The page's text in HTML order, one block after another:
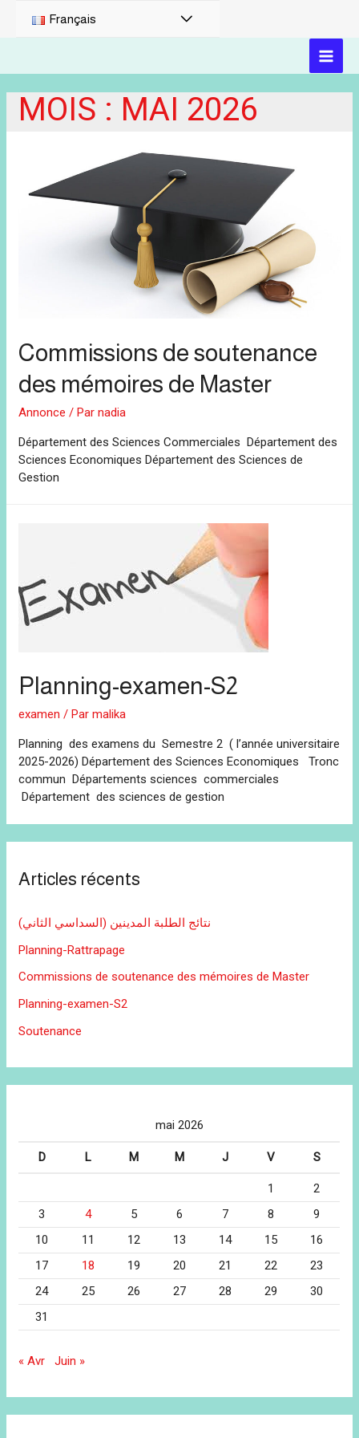
Français PERMUTATEUR
MENU
MOIS : MAI 2026
Commissions de soutenance
des mémoires de Master
Annonce / Parnadia
Département des Sciences Commerciales Département des
Sciences Economiques Département des Sciences de
Gestion
Planning-examen-S2
examen / Parmalika
Planning des examens du Semestre 2 ( l’année universitaire
2025-2026) Département des Sciences Economiques Tronc
commun Départements sciences commerciales
Département des sciences de gestion
Articles récents
نتائج الطلبة المدينين (السداسي الثاني)
Planning-Rattrapage
Commissions de soutenance des mémoires de Master
Planning-examen-S2
Soutenance
mai 2026
D L M M J V S
1
2
3
4 5 6 7 8
9
10
11 12 13 14 15
16
17
18 19 20 21 22
23
24
25 26 27 28 29
30
31
« Avr Juin »